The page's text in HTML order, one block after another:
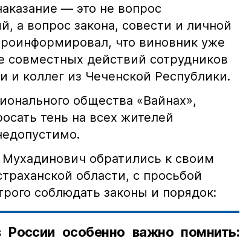
— это не вопрос
а вопрос закона, совести и личной
что виновник уже
совместных действий сотрудников
и коллег из Чеченской Республики.
общества «Вайнах»,
тень на всех жителей
обратились к своим
области, с просьбой
соблюдать законы и порядок:
особенно важно помнить: